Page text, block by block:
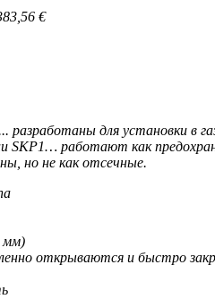
€
для установки в
SKP1… работают как
но не как отсечные.
мм)
открываются и быстро